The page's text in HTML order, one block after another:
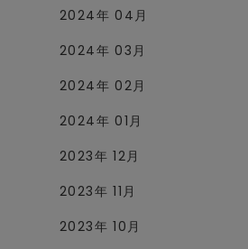
2024年 04月
2024年 03月
2024年 02月
2024年 01月
2023年 12月
2023年 11月
2023年 10月